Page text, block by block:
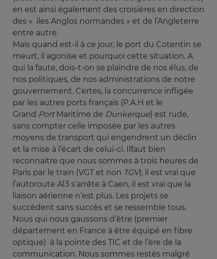
en est ainsi également des croisières en direction
des « iles Anglos normandes » et de l’Angleterre
entre autre.
Mais quand est-il à ce jour, le port du Cotentin se
meurt, il agonise et pourquoi cette situation. A
qui la faute, dois-t-on se plaindre de nos élus, de
nos politiques, de nos administrations de notre
gouvernement. Certes, la concurrence infligée
par les autres ports français (P.A.H et le
Grand PortMaritime de Dunkerque) est rude,
sans compter celle imposée par les autres
moyens de transport qui engendrent un déclin
et la mise à l’écart de celui-ci. Ilfaut bien
reconnaitre que nous sommes à trois heures de
Paris par le train (VGT et non TGV), il est vrai que
l’autoroute A13 s’arrête à Caen, il est vrai que la
liaison aérienne n’est plus. Les projets se
succèdent sans succès et se ressemble tous.
Nous qui nous gaussons d’être (premier
département en France à être équipé en fibre
optique) à la pointe des TIC et de l’ère de la
communication. Nous sommes restés malgré